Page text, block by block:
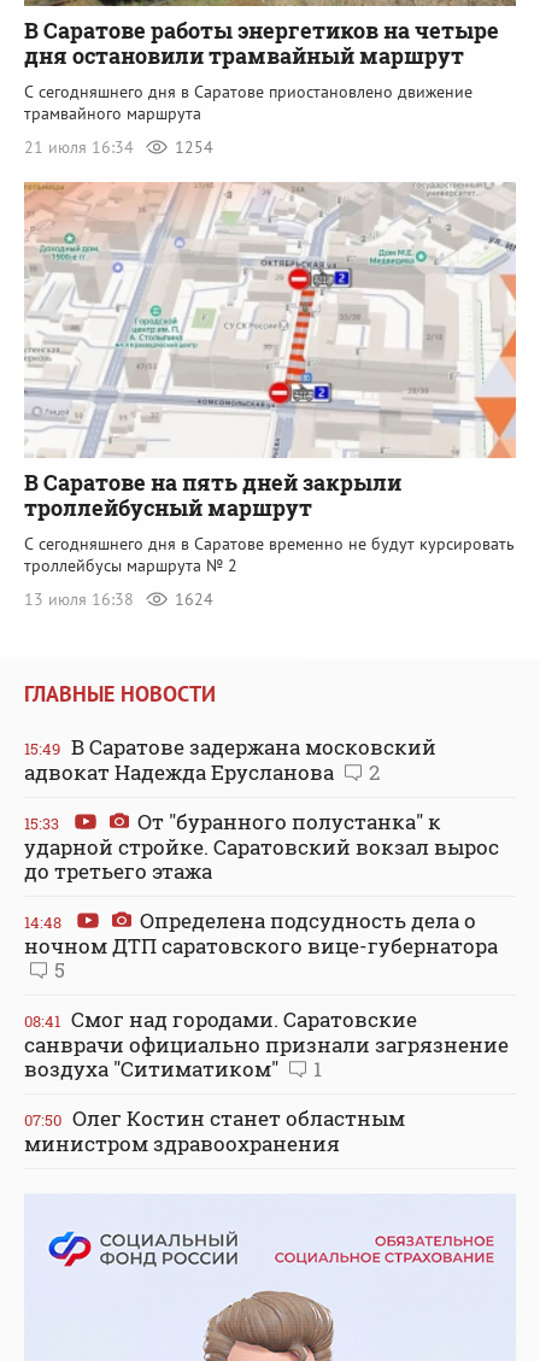
В Саратове работы энергетиков на четыре
дня остановили трамвайный маршрут
С сегодняшнего дня в Саратове приостановлено движение
трамвайного маршрута
21 июля 16:34
1254
В Саратове на пять дней закрыли
троллейбусный маршрут
С сегодняшнего дня в Саратове временно не будут курсировать
троллейбусы маршрута № 2
13 июля 16:38
1624
ГЛАВНЫЕ НОВОСТИ
15:49 В Саратове задержана московский
адвокат Надежда Ерусланова
2
15:33
От "буранного полустанка" к
ударной стройке. Саратовский вокзал вырос
до третьего этажа
14:48
Определена подсудность дела о
ночном ДТП саратовского вице-губернатора
5
08:41 Смог над городами. Саратовские
санврачи официально признали загрязнение
воздуха "Ситиматиком"
1
07:50 Олег Костин станет областным
министром здравоохранения